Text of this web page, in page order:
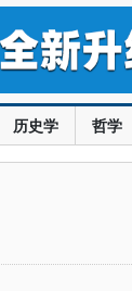
历史学 哲学